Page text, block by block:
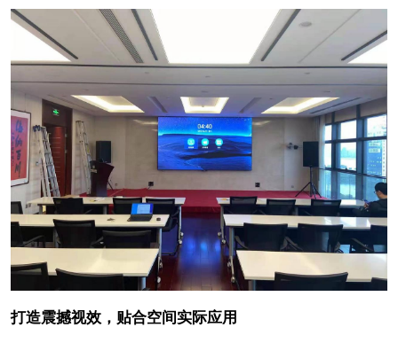
打造震撼视效，贴合空间实际应用